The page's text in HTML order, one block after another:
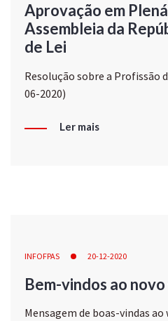
Aprovação em
Assembleia da
de Lei
Resolução sobre a Profissão
06-2020)
Ler mais
INFOFPAS 20-12-2020
Bem-vindos ao
Mensagem de boas-vindas ao